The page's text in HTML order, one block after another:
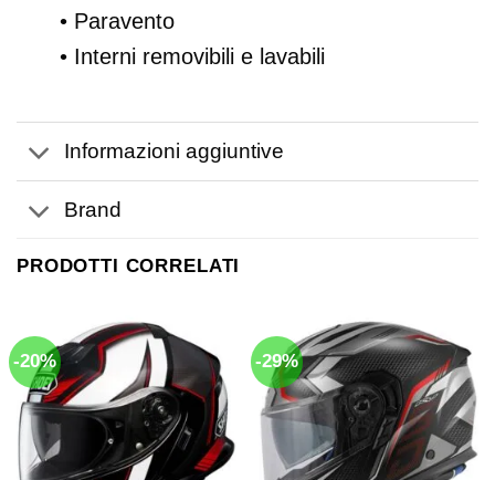
• Paravento
• Interni removibili e lavabili
Informazioni aggiuntive
Brand
PRODOTTI CORRELATI
-20% -29%